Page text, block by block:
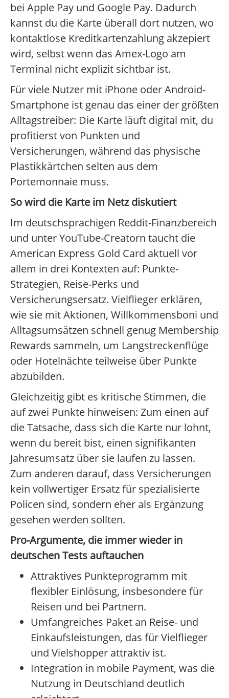
bei Apple Pay und Google Pay. Dadurch
kannst du die Karte überall dort nutzen, wo
kontaktlose Kreditkartenzahlung akzepiert
wird, selbst wenn das Amex-Logo am
Terminal nicht explizit sichtbar ist.
Für viele Nutzer mit iPhone oder Android-
Smartphone ist genau das einer der größten
Alltagstreiber: Die Karte läuft digital mit, du
profitierst von Punkten und
Versicherungen, während das physische
Plastikkärtchen selten aus dem
Portemonnaie muss.
So wird die Karte im Netz diskutiert
Im deutschsprachigen Reddit-Finanzbereich
und unter YouTube-Creatorn taucht die
American Express Gold Card aktuell vor
allem in drei Kontexten auf: Punkte-
Strategien, Reise-Perks und
Versicherungsersatz. Vielflieger erklären,
wie sie mit Aktionen, Willkommensboni und
Alltagsumsätzen schnell genug Membership
Rewards sammeln, um Langstreckenflüge
oder Hotelnächte teilweise über Punkte
abzubilden.
Gleichzeitig gibt es kritische Stimmen, die
auf zwei Punkte hinweisen: Zum einen auf
die Tatsache, dass sich die Karte nur lohnt,
wenn du bereit bist, einen signifikanten
Jahresumsatz über sie laufen zu lassen.
Zum anderen darauf, dass Versicherungen
kein vollwertiger Ersatz für spezialisierte
Policen sind, sondern eher als Ergänzung
gesehen werden sollten.
Pro-Argumente, die immer wieder in
deutschen Tests auftauchen
Attraktives Punkteprogramm mit
flexibler Einlösung, insbesondere für
Reisen und bei Partnern.
Umfangreiches Paket an Reise- und
Einkaufsleistungen, das für Vielflieger
und Vielshopper attraktiv ist.
Integration in mobile Payment, was die
Nutzung in Deutschland deutlich